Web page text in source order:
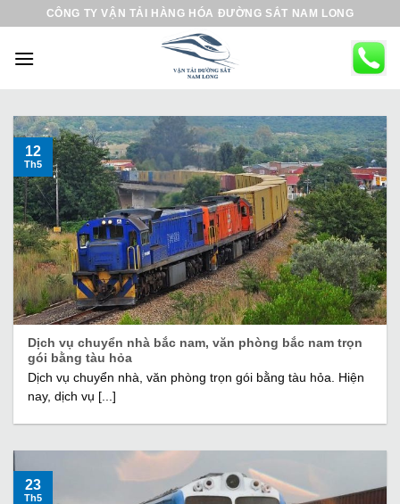
CÔNG TY VẬN TẢI HÀNG HÓA ĐƯỜNG SẮT NAM LONG
Dịch vụ chuyển nhà bắc nam, văn phòng bắc nam trọn
gói bằng tàu hỏa
Dịch vụ chuyển nhà, văn phòng trọn gói bằng tàu hỏa. Hiện
nay, dịch vụ [...]
12
Th5
23
Th5